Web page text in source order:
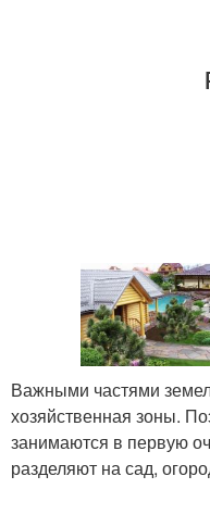
Важными частями
хозяйственная зоны.
занимаются в первую
разделяют на сад,